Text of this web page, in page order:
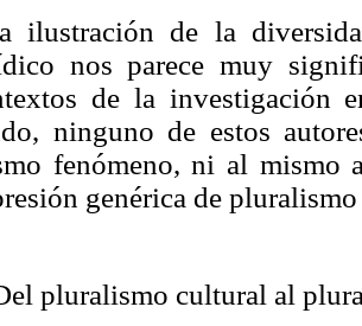
ilustración de la
nos parece muy
de la investigación
ninguno de estos
fenómeno, ni al mismo
genérica de
pluralismo cultural al